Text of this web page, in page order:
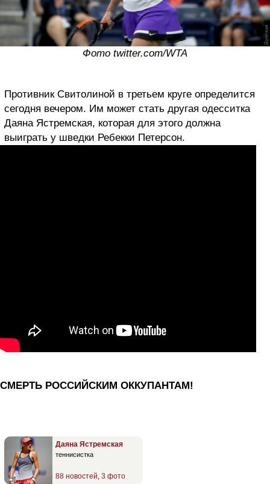
Фото twitter.com/WTA
Противник Свитолиной в третьем круге определится
сегодня вечером. Им может стать другая одесситка
Даяна Ястремская, которая для этого должна
выиграть у шведки Ребекки Петерсон.
СМЕРТЬ РОССИЙСКИМ ОККУПАНТАМ!
Даяна Ястремская
теннисистка
88 новостей 3 фото